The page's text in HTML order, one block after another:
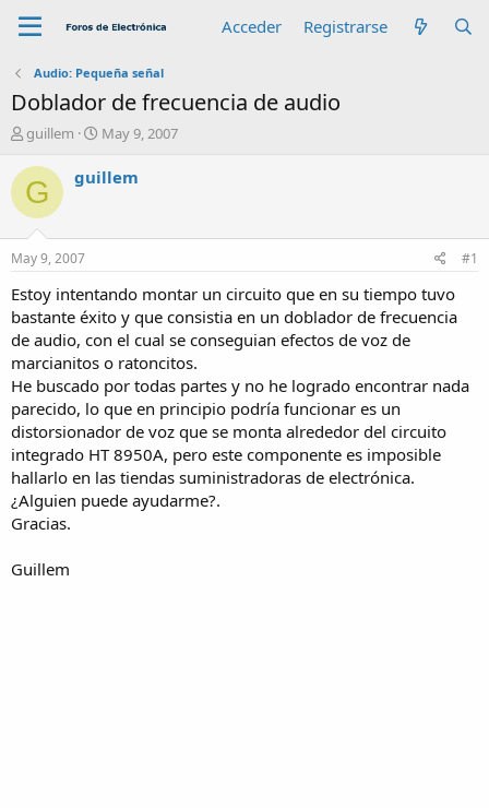
Acceder Registrarse
Audio: Pequeña señal
Doblador de frecuencia de audio
A
t
o
r
guillem
F
c
n
i
c
i
o
May 9, 2007
G guillem
May 9, 2007 #1
Estoy intentando montar un circuito que en su tiempo tuvo
bastante éxito y que consistia en un doblador de frecuencia
de audio, con el cual se conseguian efectos de voz de
marcianitos o ratoncitos.
He buscado por todas partes y no he logrado encontrar nada
parecido, lo que en principio podría funcionar es un
distorsionador de voz que se monta alrededor del circuito
integrado HT 8950A, pero este componente es imposible
hallarlo en las tiendas suministradoras de electrónica.
¿Alguien puede ayudarme?.
Gracias.
Guillem